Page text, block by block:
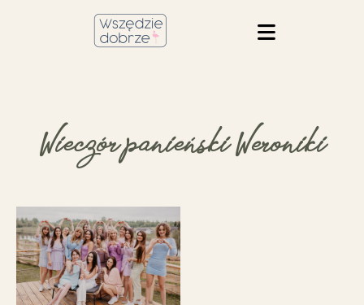
Wieczór panieński Weroniki